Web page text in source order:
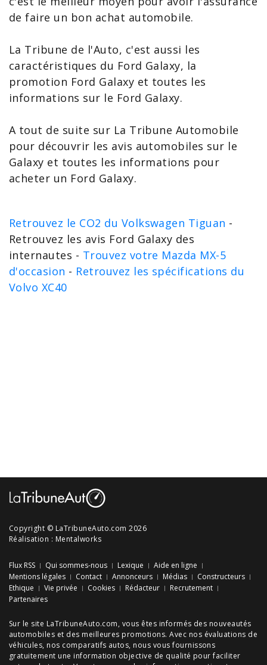
de faire un bon achat automobile.
La Tribune de l'Auto, c'est aussi les
caractéristiques du Ford Galaxy, la
promotion Ford Galaxy et toutes les
informations sur le Ford Galaxy.
A tout de suite sur La Tribune Automobile
pour découvrir les avis automobiles sur le
Galaxy et toutes les informations pour
acheter un Ford Galaxy.
Retrouvez le CO2 du Volkswagen Tiguan -
Retrouvez les avis Ford Galaxy des
internautes - Trouvez votre Mazda MX-5
d'occasion - Retrouvez les spécifications du
Volvo XC40
Copyright © LaTribuneAuto.com 2026
Réalisation : Mentalworks
Flux RSS Qui sommes-nous Lexique
Aide en ligne
Mentions légales
Contact Annonceurs Médias
Constructeurs
Ethique
Vie privée Cookies Rédacteur
Recrutement
Partenaires
Sur le site LaTribuneAuto.com, vous êtes informés des nouveautés
automobiles et des meilleures promotions. Avec nos évaluations de
véhicules, nos comparatifs autos, nous vous fournissons
gratuitement une information objective de qualité pour faciliter